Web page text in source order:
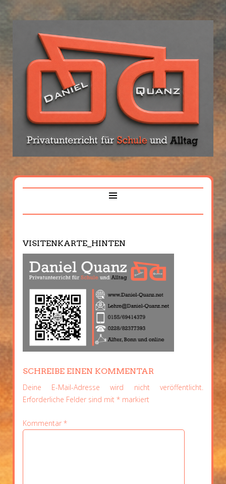
VISITENKARTE_HINTEN
SCHREIBE EINEN KOMMENTAR
Deine E-Mail-Adresse wird nicht veröffentlicht.
Erforderliche Felder sind mit *markiert
Kommentar *